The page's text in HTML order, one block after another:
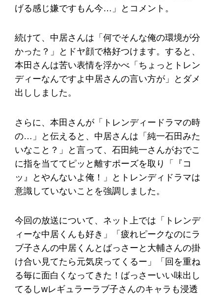
げる感じ嫌ですもん今…」とコメント。
続けて、中居さんは「何でそんな俺の環境が分
かった？」とドヤ顔で格好つけます。すると、
本田さんは苦い表情を浮かべ「ちょっとトレン
ディーなんですよ中居さんの言い方が」とダメ
出ししました。
さらに、本田さんが「トレンディードラマの時
の…」と伝えると、中居さんは「純一石田みた
いなこと？」と言って、石田純一さんがおでこ
に指を当ててピッと離すポーズを取り「『コ
ッ』とやんないよ俺！」とトレンディドラマは
意識していないことを強調しました。
今回の放送について、ネット上では「トレンデ
ィーな中居くんも好き」「疲れピークなのにラ
ブ子さんの中居くんとばっさーと大輔さんの掛
け合い見てたら元気戻ってくるー」「回を重ね
る毎に面白くなってきた！ばっさーいい味出し
てるしwレギュラーラブ子さんのキャラも浸透